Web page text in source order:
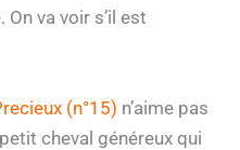
va voir s’il est
(n°15) n’aime pas
cheval généreux qui